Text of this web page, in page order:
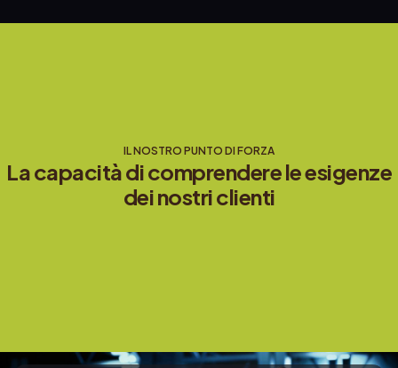
IL NOSTRO PUNTO DI FORZA
La capacità di comprendere le esigenze
dei nostri clienti